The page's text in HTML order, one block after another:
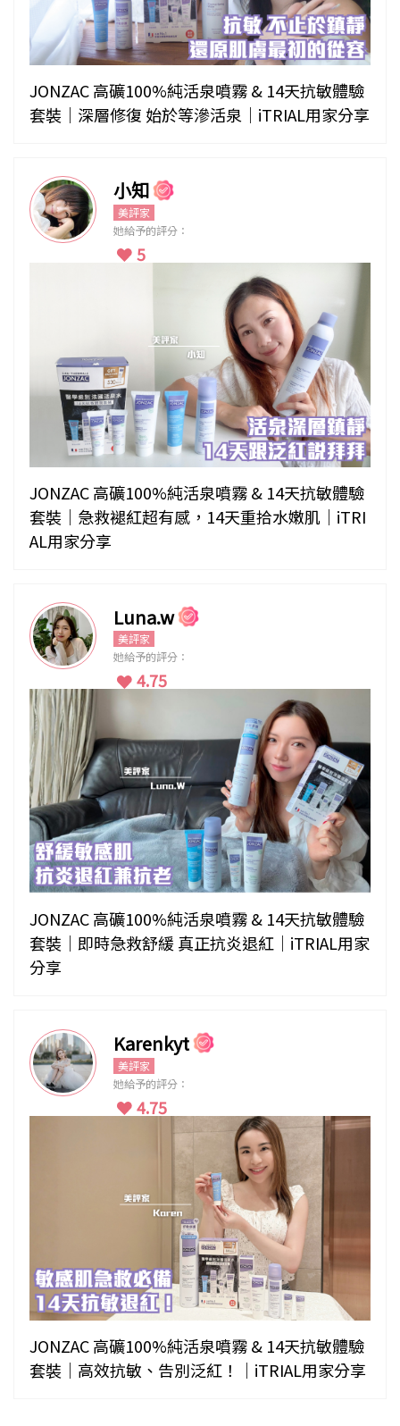
JONZAC 高礦100%純活泉噴霧 & 14天抗敏體驗
套裝｜深層修復 始於等滲活泉｜iTRIAL用家分享
小知
美評家
她給予的評分：
5
JONZAC 高礦100%純活泉噴霧 & 14天抗敏體驗
套裝｜急救褪紅超有感，14天重拾水嫩肌｜iTRI
AL用家分享
Luna.w
美評家
她給予的評分：
4.75
JONZAC 高礦100%純活泉噴霧 & 14天抗敏體驗
套裝｜即時急救舒緩 真正抗炎退紅｜iTRIAL用家
分享
Karenkyt
美評家
她給予的評分：
4.75
JONZAC 高礦100%純活泉噴霧 & 14天抗敏體驗
套裝｜高效抗敏、告別泛紅！｜iTRIAL用家分享